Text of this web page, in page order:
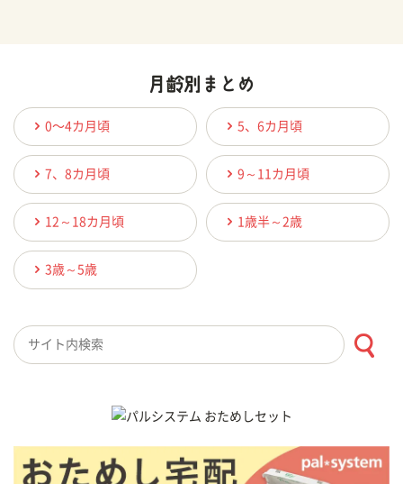
0〜4カ月頃 5、6カ月頃
7、8カ月頃 9～11カ月頃
12～18カ月頃 1歳半～2歳
3歳～5歳
検索キーワード入力